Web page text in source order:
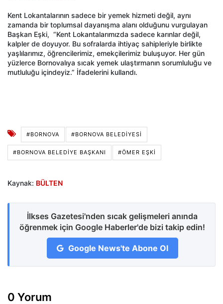
Kent Lokantalarının sadece bir yemek hizmeti değil, aynı
zamanda bir toplumsal dayanışma alanı olduğunu vurgulayan
Başkan Eşki, “Kent Lokantalarımızda sadece karınlar değil,
kalpler de doyuyor. Bu sofralarda ihtiyaç sahipleriyle birlikte
yaşlılarımız, öğrencilerimiz, emekçilerimiz buluşuyor. Her gün
yüzlerce Bornovalıya sıcak yemek ulaştırmanın sorumluluğu ve
mutluluğu içindeyiz.” İfadelerini kullandı.
#BORNOVA #BORNOVA BELEDIYESI
#BORNOVA BELEDIYE BAŞKANI #ÖMER EŞKI
Kaynak: BÜLTEN
İlkses Gazetesi'nden sıcak gelişmeleri anında
öğrenmek için Google Haberler'de bizi takip edin!
Google News'te Abone Ol
0 Yorum